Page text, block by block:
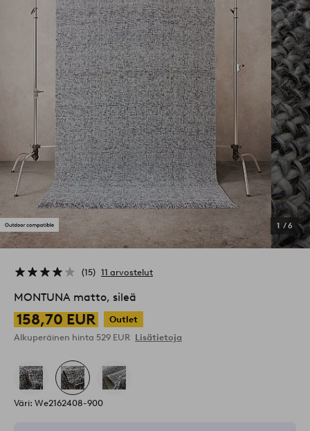
1 /6
15 11 arvostelut
MONTUNA matto, sileä
158,70 EUR
Outlet
Alkuperäinen hinta 529 EUR Lisätietoja
Väri: We2162408-900